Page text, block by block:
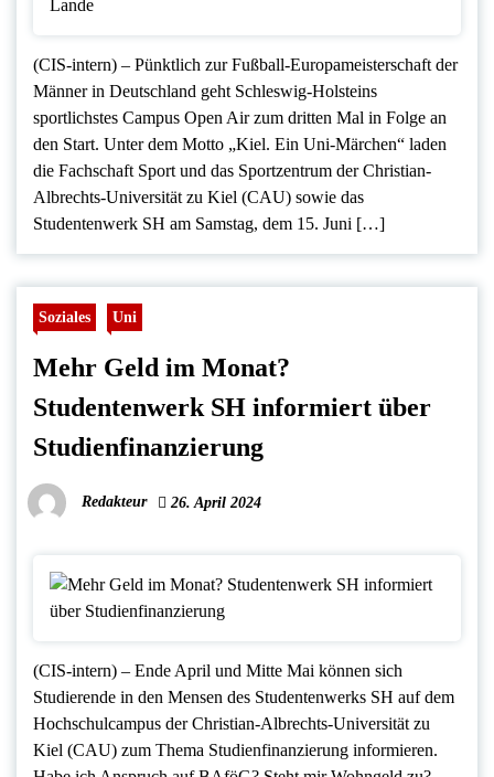
(CIS-intern) – Pünktlich zur Fußball-Europameisterschaft der
Männer in Deutschland geht Schleswig-Holsteins
sportlichstes Campus Open Air zum dritten Mal in Folge an
den Start. Unter dem Motto „Kiel. Ein Uni-Märchen“ laden
die Fachschaft Sport und das Sportzentrum der Christian-
Albrechts-Universität zu Kiel (CAU) sowie das
Studentenwerk SH am Samstag, dem 15. Juni […]
Soziales Uni
Mehr Geld im Monat?
Studentenwerk SH informiert über
Studienfinanzierung
Redakteur 26. April 2024
(CIS-intern) – Ende April und Mitte Mai können sich
Studierende in den Mensen des Studentenwerks SH auf dem
Hochschulcampus der Christian-Albrechts-Universität zu
Kiel (CAU) zum Thema Studienfinanzierung informieren.